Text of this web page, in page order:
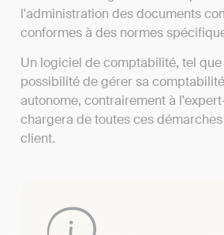
l'administration des documents
conformes à des normes
Un logiciel de comptabilité, tel que
possibilité de gérer sa
autonome, contrairement à
chargera de toutes ces
client.